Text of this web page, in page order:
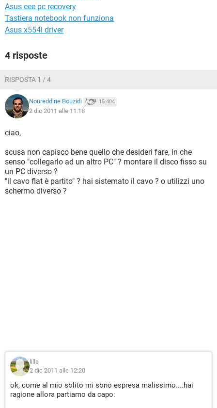
Asus eee pc recovery
Tastiera notebook non funziona
Asus x554l driver
4 risposte
RISPOSTA 1 / 4
Noureddine Bouzidi 15.404
2 dic 2011 alle 11:18
ciao,
scusa non capisco bene quello che desideri fare, in che
senso "collegarlo ad un altro PC" ? montare il disco fisso su
un PC diverso ?
"il cavo flat è partito" ? hai sistemato il cavo ? o utilizzi uno
schermo diverso ?
lilla
2 dic 2011 alle 12:20
ok, come al mio solito mi sono espresa malissimo....hai
ragione allora partiamo da capo: